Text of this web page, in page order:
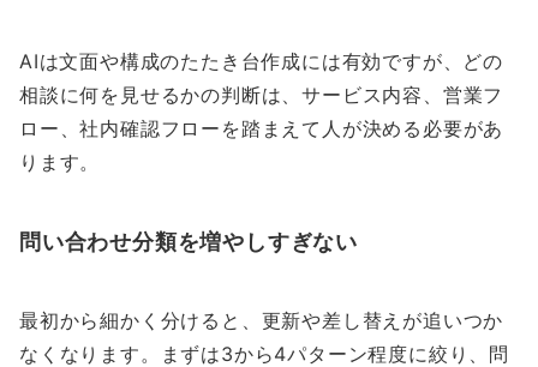
AIは文面や構成のたたき台作成には有効ですが、どの
相談に何を見せるかの判断は、サービス内容、営業フ
ロー、社内確認フローを踏まえて人が決める必要があ
ります。
問い合わせ分類を増やしすぎない
最初から細かく分けると、更新や差し替えが追いつか
なくなります。まずは3から4パターン程度に絞り、問